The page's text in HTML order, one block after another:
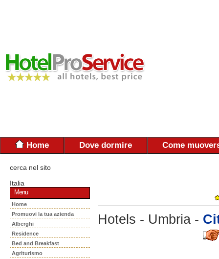
Home Dove dormire Come
cerca nel sito
Italia
Menu
Home
Promuovi la tua azienda
Alberghi
Residence
Bed and Breakfast
Agriturismo
Hotels - Umbria -